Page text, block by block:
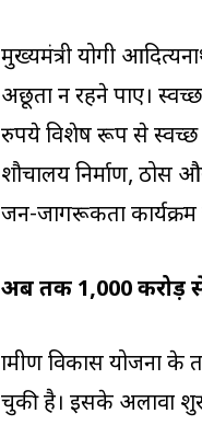
मुख्यमंत्री योगी
अछूता न रहने पाए।
रुपये विशेष रूप से स्वच्छ
शौचालय निर्माण, ठोस
जन-जागरूकता
अब तक 1,000 करोड़ से
ग्रामीण विकास योजना
चुकी है। इसके अलावा